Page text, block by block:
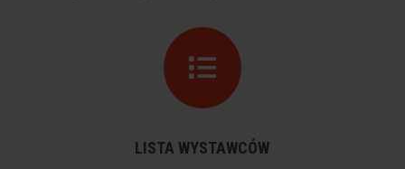

LISTA WYSTAWCÓW